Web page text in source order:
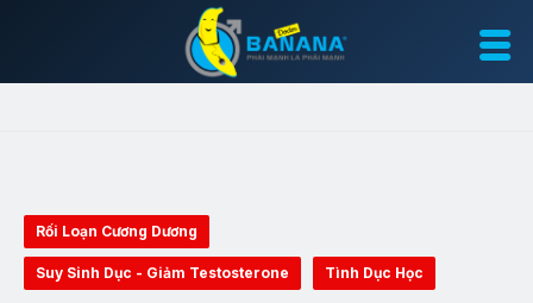
Rối Loạn Cương Dương
Suy Sinh Dục - Giảm Testosterone Tình Dục Học